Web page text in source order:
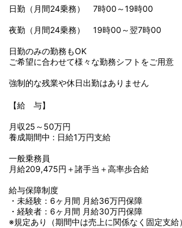
日勤（月間24乗務） 7時00～19時00
夜勤（月間24乗務） 19時00～翌7時00
日勤のみの勤務もOK
ご希望に合わせて様々な勤務シフトをご用意
強制的な残業や休日出勤はありません
【給 与】
月収25～50万円
養成期間中 : 日給1万円支給
一般乗務員
月給209,475円＋諸手当＋高率歩合給
給与保障制度
・未経験：6ヶ月間 月給36万円保障
・経験者：6ヶ月間 月給30万円保障
※規定あり（期間中は売上に関係なく固定支給）